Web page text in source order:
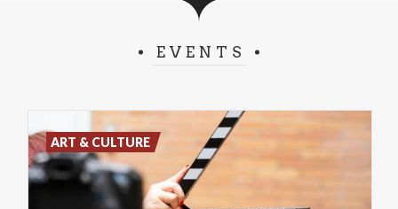
EVENTS
ART & CULTURE